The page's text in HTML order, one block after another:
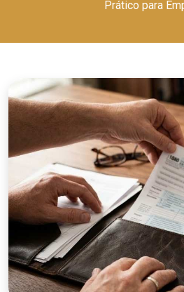
Prático para